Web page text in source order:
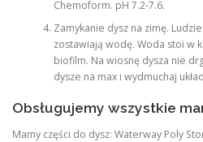
Chemoform. pH 7.2-7.6.
Zamykanie dysz na zimę.
zostawiają wodę. Woda stoi w
biofilm. Na wiosnę dysza nie
dysze na max i wydmuchaj
Obsługujemy wszystkie
Mamy części do dysz: Waterway Poly